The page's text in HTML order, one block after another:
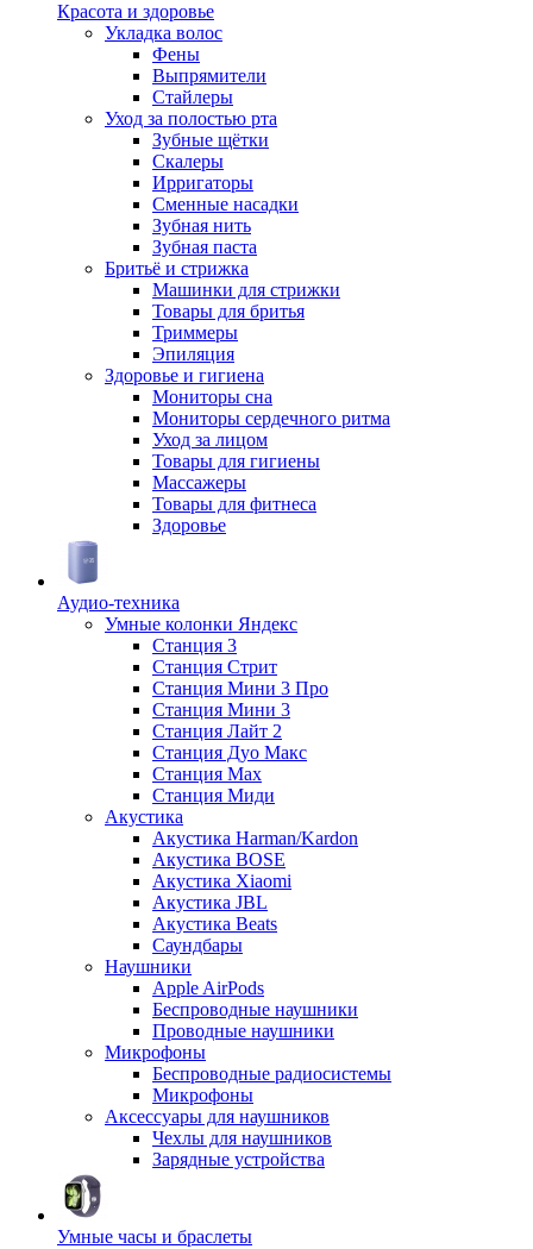
Красота и здоровье
Укладка волос
Фены
Выпрямители
Стайлеры
Уход за полостью рта
Зубные щётки
Скалеры
Ирригаторы
Сменные насадки
Зубная нить
Зубная паста
Бритьё и стрижка
Машинки для стрижки
Товары для бритья
Триммеры
Эпиляция
Здоровье и гигиена
Мониторы сна
Мониторы сердечного ритма
Уход за лицом
Товары для гигиены
Массажеры
Товары для фитнеса
Здоровье
Аудио-техника
Умные колонки Яндекс
Станция 3
Станция Стрит
Станция Мини 3 Про
Станция Мини 3
Станция Лайт 2
Станция Дуо Макс
Станция Max
Станция Миди
Акустика
Акустика Harman/Kardon
Акустика BOSE
Акустика Xiaomi
Акустика JBL
Акустика Beats
Саундбары
Наушники
Apple AirPods
Беспроводные наушники
Проводные наушники
Микрофоны
Беспроводные радиосистемы
Микрофоны
Аксессуары для наушников
Чехлы для наушников
Зарядные устройства
Умные часы и браслеты